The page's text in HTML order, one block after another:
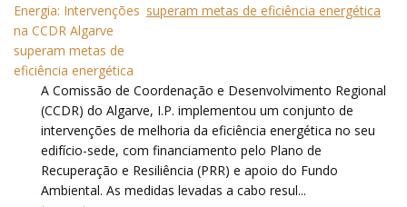
superam metas de eficiência energética
A Comissão de Coordenação e Desenvolvimento Regional
(CCDR) do Algarve, I.P. implementou um conjunto de
intervenções de melhoria da eficiência energética no seu
edifício-sede, com financiamento pelo Plano de
Recuperação e Resiliência (PRR) e apoio do Fundo
Ambiental. As medidas levadas a cabo resul...